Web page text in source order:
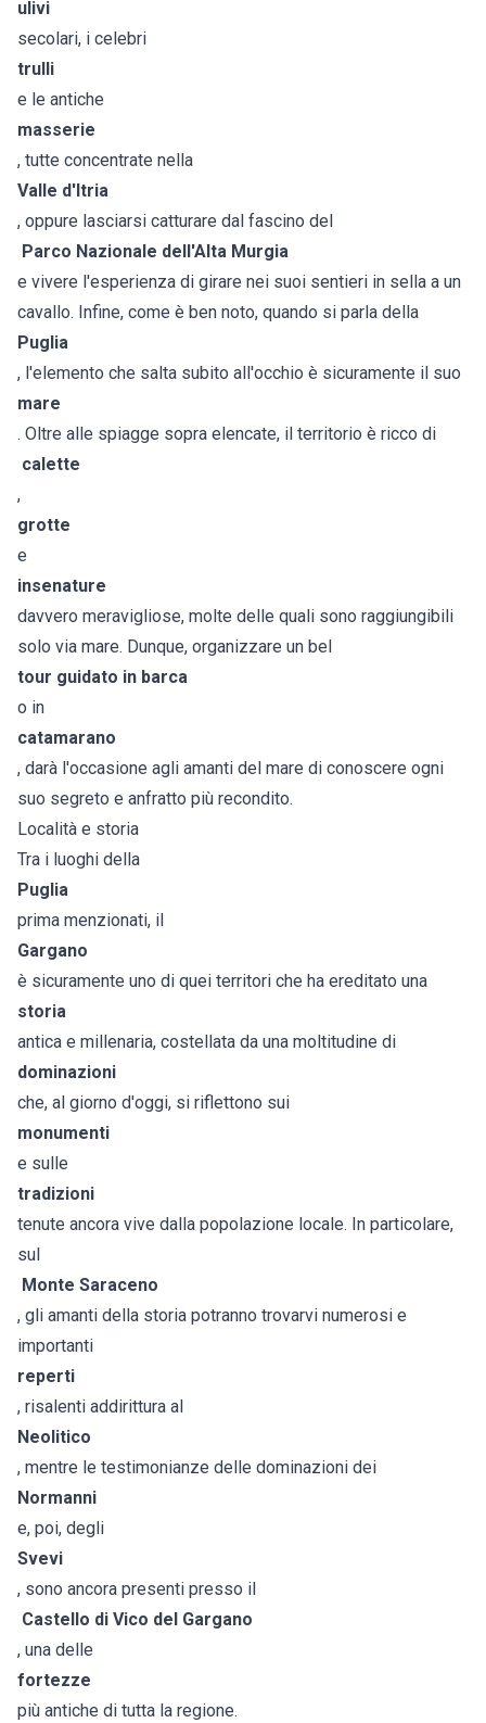
ulivi
secolari, i celebri
trulli
e le antiche
masserie
, tutte concentrate nella
Valle d'Itria
, oppure lasciarsi catturare dal fascino del
Parco Nazionale dell'Alta Murgia
e vivere l'esperienza di girare nei suoi sentieri in sella a un
cavallo. Infine, come è ben noto, quando si parla della
Puglia
, l'elemento che salta subito all'occhio è sicuramente il suo
mare
. Oltre alle spiagge sopra elencate, il territorio è ricco di
calette
,
grotte
e
insenature
davvero meravigliose, molte delle quali sono raggiungibili
solo via mare. Dunque, organizzare un bel
tour guidato in barca
o in
catamarano
, darà l'occasione agli amanti del mare di conoscere ogni
suo segreto e anfratto più recondito.
Località e storia
Tra i luoghi della
Puglia
prima menzionati, il
Gargano
è sicuramente uno di quei territori che ha ereditato una
storia
antica e millenaria, costellata da una moltitudine di
dominazioni
che, al giorno d'oggi, si riflettono sui
monumenti
e sulle
tradizioni
tenute ancora vive dalla popolazione locale. In particolare,
sul
Monte Saraceno
, gli amanti della storia potranno trovarvi numerosi e
importanti
reperti
, risalenti addirittura al
Neolitico
, mentre le testimonianze delle dominazioni dei
Normanni
e, poi, degli
Svevi
, sono ancora presenti presso il
Castello di Vico del Gargano
, una delle
fortezze
più antiche di tutta la regione.